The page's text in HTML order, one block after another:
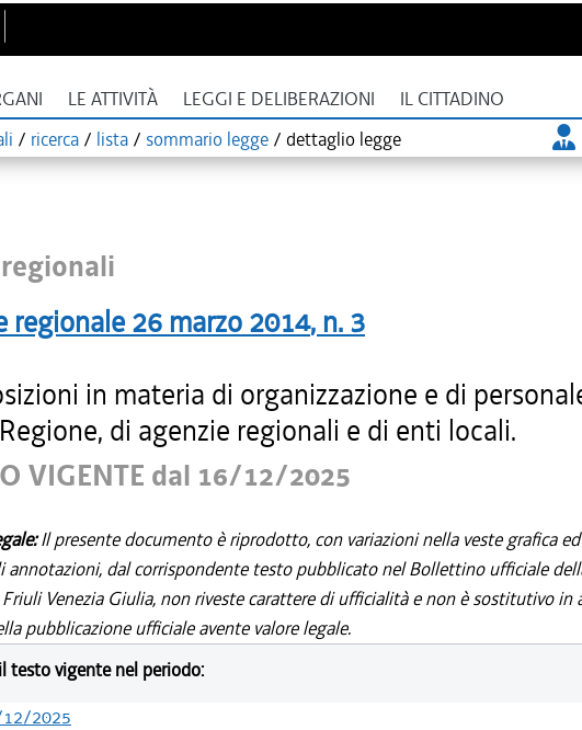
LE ATTIVITÀ LEGGI E DELIBERAZIONI IL CITTADINO
/ ricerca / lista / sommario legge / dettaglio legge
regionale 26 marzo 2014, n. 3
in materia di organizzazione e di
di agenzie regionali e di enti locali.
VIGENTE dal 16/12/2025
Il presente documento è riprodotto, con variazioni nella veste grafica ed
annotazioni, dal corrispondente testo pubblicato nel Bollettino ufficiale
Venezia Giulia, non riveste carattere di ufficialità e non è sostitutivo in
pubblicazione ufficiale avente valore legale.
testo vigente nel periodo:
2025